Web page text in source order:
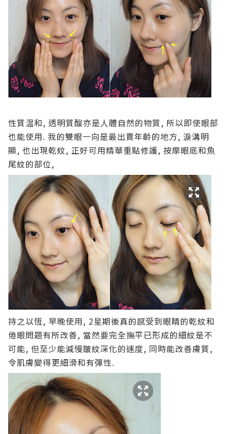
性質温和, 透明質酸亦是人體自然的物質, 所以即使眼部
也能使用. 我的雙眼一向是最出賣年齡的地方, 淚溝明
顯, 也出現乾紋, 正好可用精華重點修護, 按摩眼底和魚
尾紋的部位,
持之以恆, 早晚使用, 2星期後真的感受到眼睛的乾紋和
倦眼問題有所改善, 當然要完全撫平已形成的細紋是不
可能, 但至少能減慢皺紋深化的速度, 同時能改善膚質,
令肌膚變得更細滑和有彈性.